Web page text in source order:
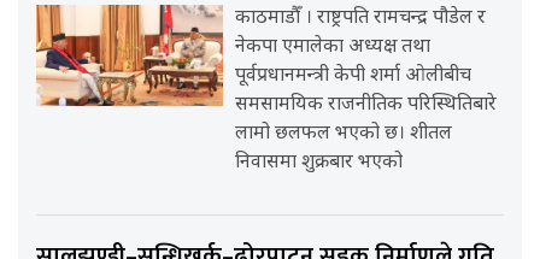
काठमाडौँ । राष्ट्रपति रामचन्द्र पौडेल र
नेकपा एमालेका अध्यक्ष तथा
पूर्वप्रधानमन्त्री केपी शर्मा ओलीबीच
समसामयिक राजनीतिक परिस्थितिबारे
लामो छलफल भएको छ। शीतल
निवासमा शुक्रबार भएको